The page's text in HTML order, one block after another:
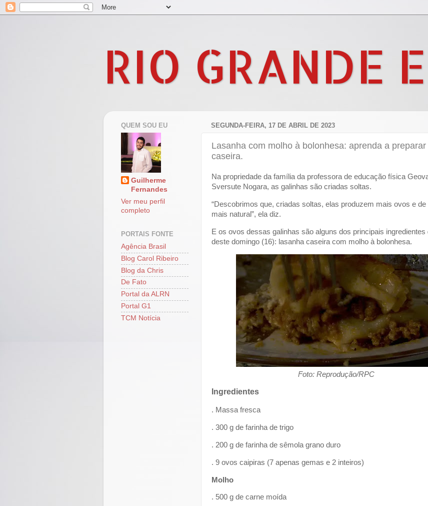
RIO GRANDE
SEGUNDA-FEIRA, 17 DE ABRIL DE 2023
Lasanha com molho à bolonhesa: aprenda a preparar
caseira.
Na propriedade da família da professora de educação física
Sversute Nogara, as galinhas são criadas soltas.
“Descobrimos que, criadas soltas, elas produzem mais ovos e de
mais natural”, ela diz.
E os ovos dessas galinhas são alguns dos principais ingredientes
deste domingo (16): lasanha caseira com molho à bolonhesa.
Foto: Reprodução/RPC
Ingredientes
. Massa fresca
. 300 g de farinha de trigo
. 200 g de farinha de sêmola grano duro
. 9 ovos caipiras (7 apenas gemas e 2 inteiros)
Molho
. 500 g de carne moída
QUEM SOU EU
Guilherme
Fernandes
Ver meu perfil
completo
PORTAIS FONTE
Agência Brasil
Blog Carol Ribeiro
Blog da Chris
De Fato
Portal da ALRN
Portal G1
TCM Notícia